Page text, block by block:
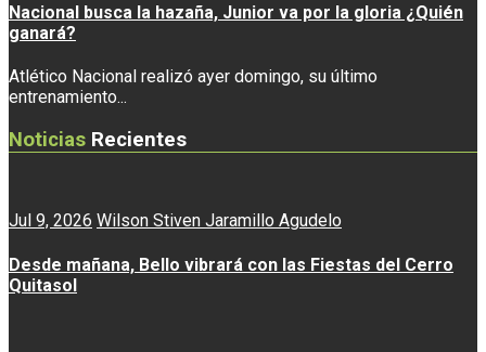
Nacional busca la hazaña, Junior va por la gloria ¿Quién
ganará?
Atlético Nacional realizó ayer domingo, su último
entrenamiento...
Noticias Recientes
Jul 9, 2026 Wilson Stiven Jaramillo Agudelo
Desde mañana, Bello vibrará con las Fiestas del Cerro
Quitasol